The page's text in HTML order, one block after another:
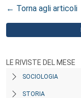
← Torna agli articoli
LE RIVISTE DEL MESE
SOCIOLOGIA
STORIA